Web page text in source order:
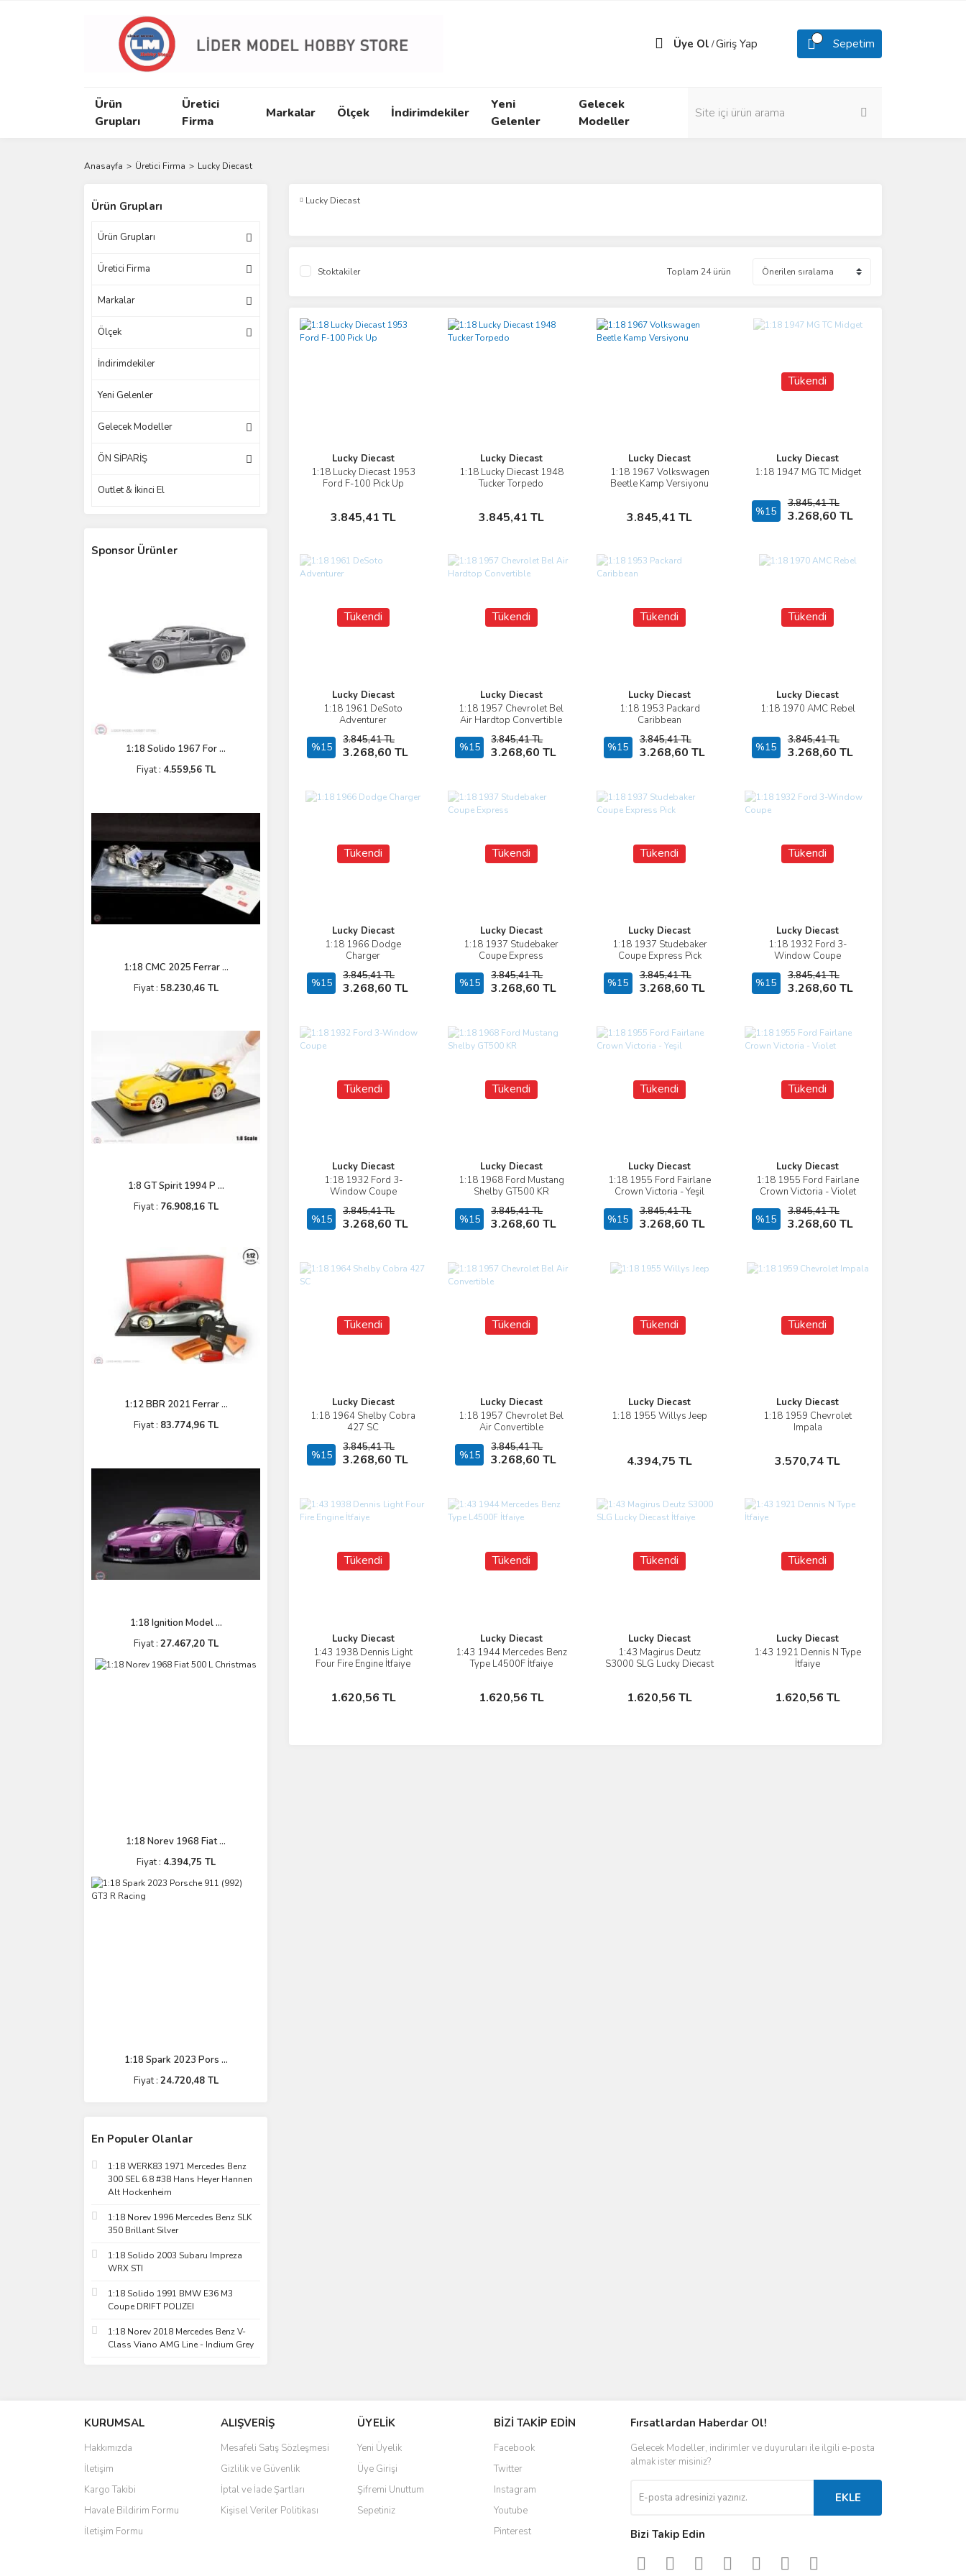
Üye Ol /Giriş Yap Sepetim
Ürün
Grupları
Üretici
Firma
Markalar Ölçek İndirimdekiler
Yeni
Gelenler
Gelecek
Modeller
Anasayfa Üretici Firma Lucky Diecast
Ürün Grupları
Ürün Grupları
Üretici Firma
Markalar
Ölçek
İndirimdekiler
Yeni Gelenler
Gelecek Modeller
ÖN SİPARİŞ
Outlet & İkinci El
Sponsor Ürünler
1:18 Solido 1967 For ...
Fiyat : 4.559,56 TL
1:18 CMC 2025 Ferrar ...
Fiyat : 58.230,46 TL
1:8 GT Spirit 1994 P ...
Fiyat : 76.908,16 TL
1:12 BBR 2021 Ferrar ...
Fiyat : 83.774,96 TL
1:18 Ignition Model ...
Fiyat : 27.467,20 TL
1:18 Norev 1968 Fiat ...
Fiyat : 4.394,75 TL
1:18 Spark 2023 Pors ...
Fiyat : 24.720,48 TL
En Populer Olanlar
1:18 WERK83 1971 Mercedes Benz
300 SEL 6.8 #38 Hans Heyer Hannen
Alt Hockenheim
1:18 Norev 1996 Mercedes Benz SLK
350 Brillant Silver
1:18 Solido 2003 Subaru Impreza
WRX STI
1:18 Solido 1991 BMW E36 M3
Coupe DRIFT POLIZEI
1:18 Norev 2018 Mercedes Benz V-
Class Viano AMG Line - Indium Grey
Lucky Diecast
Stoktakiler Toplam 24 ürün
Lucky Diecast
1:18 Lucky Diecast 1953
Ford F-100 Pick Up
3.845,41 TL
İncele
Sepete Ekle
Lucky Diecast
1:18 Lucky Diecast 1948
Tucker Torpedo
3.845,41 TL
İncele
Sepete Ekle
Lucky Diecast
1:18 1967 Volkswagen
Beetle Kamp Versiyonu
3.845,41 TL
İncele
Sepete Ekle
Tükendi
Lucky Diecast
1:18 1947 MG TC Midget
%15
3.845,41 TL
3.268,60 TL
İncele
Stokta Yok
Tükendi
Lucky Diecast
1:18 1961 DeSoto
Adventurer
%15
3.845,41 TL
3.268,60 TL
İncele
Stokta Yok
Tükendi
Lucky Diecast
1:18 1957 Chevrolet Bel
Air Hardtop Convertible
%15
3.845,41 TL
3.268,60 TL
İncele
Stokta Yok
Tükendi
Lucky Diecast
1:18 1953 Packard
Caribbean
%15
3.845,41 TL
3.268,60 TL
İncele
Stokta Yok
Tükendi
Lucky Diecast
1:18 1970 AMC Rebel
%15
3.845,41 TL
3.268,60 TL
İncele
Stokta Yok
Tükendi
Lucky Diecast
1:18 1966 Dodge
Charger
%15
3.845,41 TL
3.268,60 TL
İncele
Stokta Yok
Tükendi
Lucky Diecast
1:18 1937 Studebaker
Coupe Express
%15
3.845,41 TL
3.268,60 TL
İncele
Stokta Yok
Tükendi
Lucky Diecast
1:18 1937 Studebaker
Coupe Express Pick
%15
3.845,41 TL
3.268,60 TL
İncele
Stokta Yok
Tükendi
Lucky Diecast
1:18 1932 Ford 3-
Window Coupe
%15
3.845,41 TL
3.268,60 TL
İncele
Stokta Yok
Tükendi
Lucky Diecast
1:18 1932 Ford 3-
Window Coupe
%15
3.845,41 TL
3.268,60 TL
İncele
Stokta Yok
Tükendi
Lucky Diecast
1:18 1968 Ford Mustang
Shelby GT500 KR
%15
3.845,41 TL
3.268,60 TL
İncele
Stokta Yok
Tükendi
Lucky Diecast
1:18 1955 Ford Fairlane
Crown Victoria - Yeşil
%15
3.845,41 TL
3.268,60 TL
İncele
Stokta Yok
Tükendi
Lucky Diecast
1:18 1955 Ford Fairlane
Crown Victoria - Violet
%15
3.845,41 TL
3.268,60 TL
İncele
Stokta Yok
Tükendi
Lucky Diecast
1:18 1964 Shelby Cobra
427 SC
%15
3.845,41 TL
3.268,60 TL
İncele
Stokta Yok
Tükendi
Lucky Diecast
1:18 1957 Chevrolet Bel
Air Convertible
%15
3.845,41 TL
3.268,60 TL
İncele
Stokta Yok
Tükendi
Lucky Diecast
1:18 1955 Willys Jeep
4.394,75 TL
İncele
Stokta Yok
Tükendi
Lucky Diecast
1:18 1959 Chevrolet
Impala
3.570,74 TL
İncele
Stokta Yok
Tükendi
Lucky Diecast
1:43 1938 Dennis Light
Four Fire Engine İtfaiye
1.620,56 TL
İncele
Stokta Yok
Tükendi
Lucky Diecast
1:43 1944 Mercedes Benz
Type L4500F İtfaiye
1.620,56 TL
İncele
Stokta Yok
Tükendi
Lucky Diecast
1:43 Magirus Deutz
S3000 SLG Lucky Diecast
1.620,56 TL
İncele
Stokta Yok
Tükendi
Lucky Diecast
1:43 1921 Dennis N Type
İtfaiye
1.620,56 TL
İncele
Stokta Yok
KURUMSAL
Hakkımızda
İletişim
Kargo Takibi
Havale Bildirim Formu
İletişim Formu
ALIŞVERİŞ
Mesafeli Satış Sözleşmesi
Gizlilik ve Güvenlik
İptal ve İade Şartları
Kişisel Veriler Politikası
ÜYELİK
Yeni Üyelik
Üye Girişi
Şifremi Unuttum
Sepetiniz
BİZİ TAKİP EDİN
Facebook
Twitter
Instagram
Youtube
Pinterest
Fırsatlardan Haberdar Ol!
Gelecek Modeller, indirimler ve duyuruları ile ilgili e-posta
almak ister misiniz?
EKLE
Bizi Takip Edin